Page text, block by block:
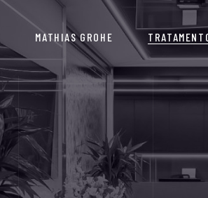
MATHIAS GROHE